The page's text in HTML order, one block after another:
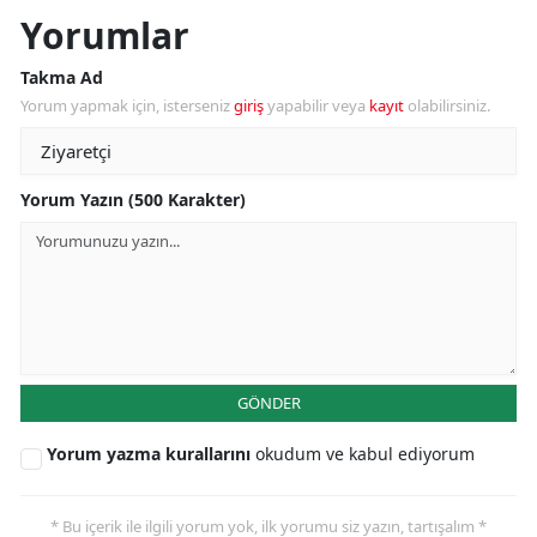
Yorumlar
Takma Ad
Yorum yapmak için, istersenizgirişyapabilir veya kayıt olabilirsiniz.
Yorum Yazın (500 Karakter)
GÖNDER
Yorum yazma kurallarını okudum ve kabul ediyorum
* Bu içerik ile ilgili yorum yok, ilk yorumu siz yazın, tartışalım *